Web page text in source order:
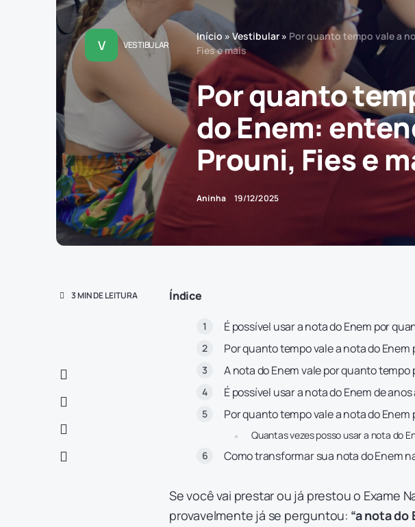
V VESTIBULAR
Início »Vestibular » Por quanto tempo vale a
Fies e mais
Por quanto
do Enem:
Prouni, Fies e
Aninha 19/12/2025
3 MIN DE LEITURA Índice
É possível usar a nota do Enem por
Por quanto tempo vale a nota do Enem
A nota do Enem vale por quanto tempo
É possível usar a nota do Enem de
Por quanto tempo vale a nota do
Quantas vezes posso usar a nota do
Como transformar sua nota do Enem
Se você vai prestar ou já prestou o Exame
provavelmente já se perguntou: “a nota do